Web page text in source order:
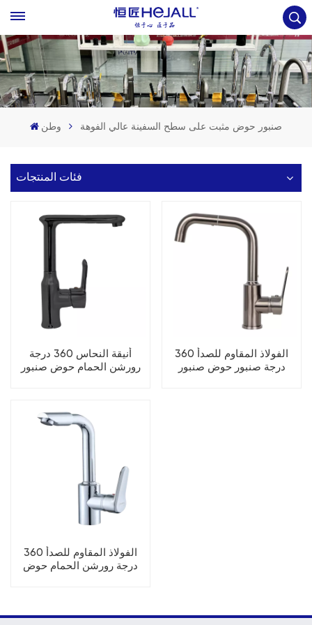
وطن صنبور حوض مثبت على سطح السفينة عالي الفوهة
فئات المنتجات
أنيقة النحاس 360 درجة
رورشن الحمام حوض صنبور
الفولاذ المقاوم للصدأ 360
درجة صنبور حوض صنبور
الفولاذ المقاوم للصدأ 360
درجة رورشن الحمام حوض